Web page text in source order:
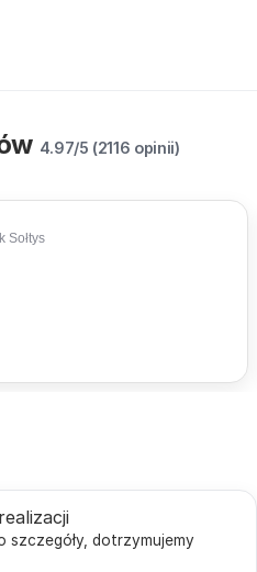
4.97/5 (2116 opinii)
szczegóły, dotrzymujemy